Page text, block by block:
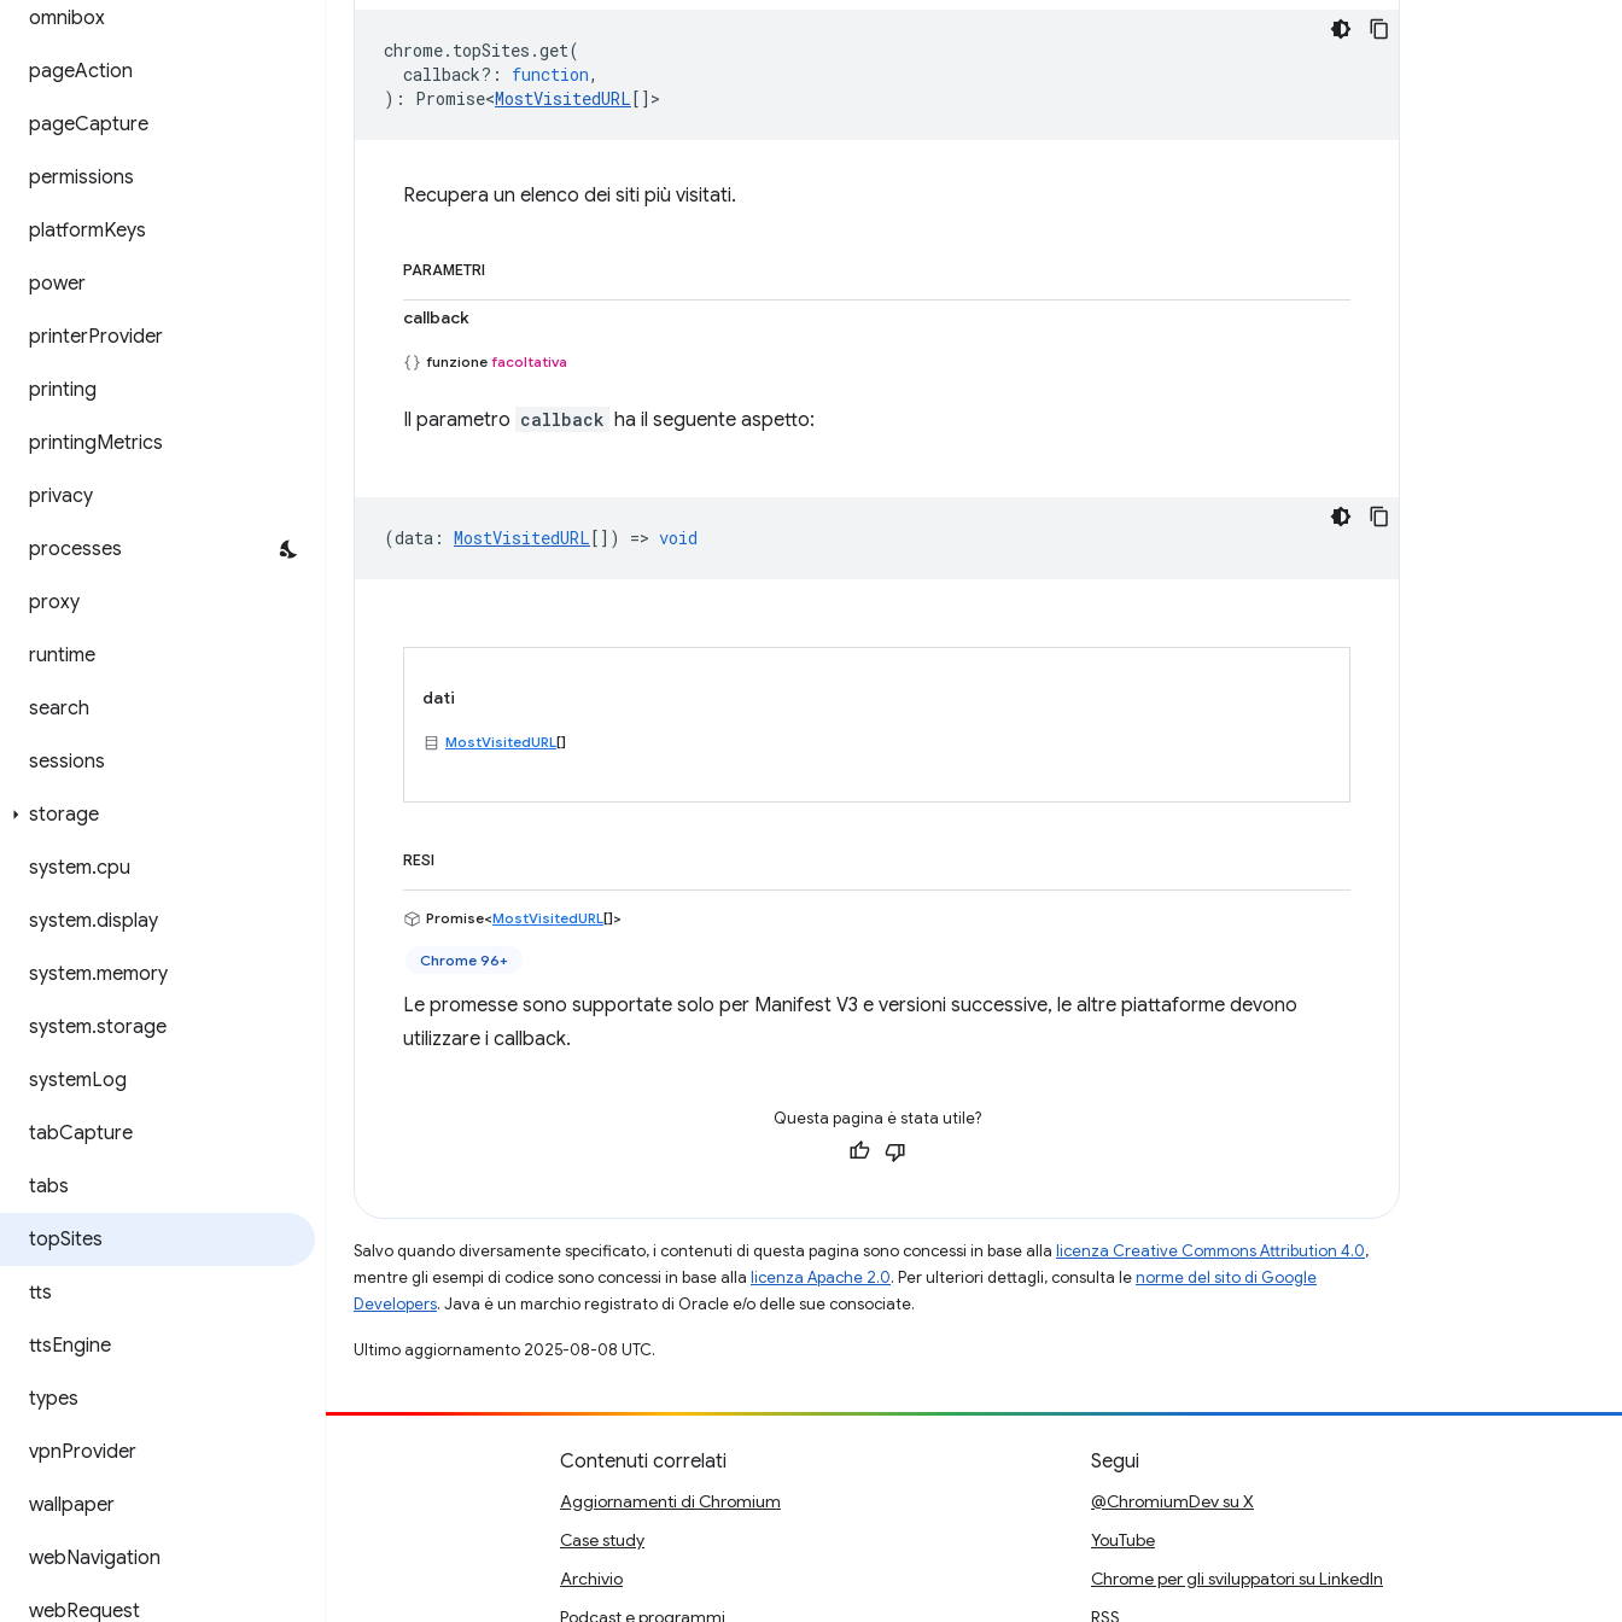
omnibox
pageAction
pageCapture
permissions
platformKeys
power
printerProvider
printing
printingMetrics
privacy
processes
proxy
runtime
search
sessions
storage
system.cpu
system.display
system.memory
system.storage
systemLog
tabCapture
tabs
topSites
tts
ttsEngine
types
vpnProvider
wallpaper
webNavigation
webRequest
chrome. topSites .get(
callback? : function,
) : Promise<MostVisitedURL[] >
Recupera un elenco dei siti più visitati.
PARAMETRI
callback
funzione facoltativa
Il parametro callback ha il seguente aspetto:
(data : MostVisitedURL[]) => void
dati
MostVisitedURL[]
RESI
Promise<MostVisitedURL[]>
Chrome 96+
Le promesse sono supportate solo per Manifest V3 e versioni successive, le altre piattaforme devono
utilizzare i callback.
Questa pagina è stata utile?
Salvo quando diversamente specificato, i contenuti di questa pagina sono concessi in base alla licenza Creative Commons Attribution 4.0,
mentre gli esempi di codice sono concessi in base alla licenza Apache 2.0. Per ulteriori dettagli, consulta lenorme del sito di Google
Developers. Java è un marchio registrato di Oracle e/o delle sue consociate.
Ultimo aggiornamento 2025-08-08 UTC.
Contribuisci
Segnala un bug
Contenuti correlati
Aggiornamenti di Chromium
Case study
Archivio
Podcast e programmi
Segui
@ChromiumDev su X
YouTube
Chrome per gli sviluppatori su LinkedIn
RSS